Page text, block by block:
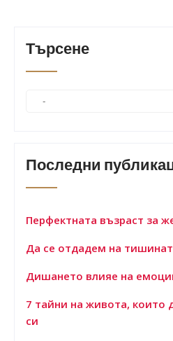
Търсене
Последни
Перфектната възраст за
Да се отдадем на
Дишането влияе на
7 тайни на живота, които
си